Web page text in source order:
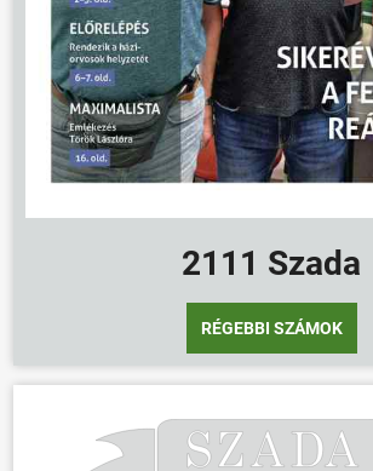
2111 Szada
RÉGEBBI SZÁMOK